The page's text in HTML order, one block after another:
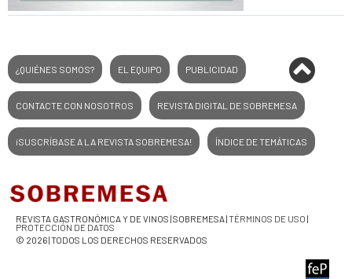
¿QUIÉNES SOMOS? EL EQUIPO PUBLICIDAD
CONTACTE CON NOSOTROS REVISTA DIGITAL DE SOBREMESA
¡SUSCRÍBASE A LA REVISTA SOBREMESA! ÍNDICE DE TEMÁTICAS
REVISTA GASTRONÓMICA Y DE VINOS | SOBREMESA |TÉRMINOS DE USO |
PROTECCIÓN DE DATOS
© 2026 | TODOS LOS DERECHOS RESERVADOS